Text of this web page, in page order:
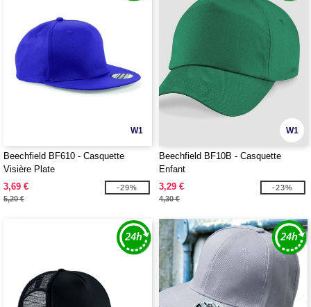
W1
Beechfield BF610 - Casquette
Visière Plate
3,69 €
5,20 €
-29%
W1
Beechfield BF10B - Casquette
Enfant
3,29 €
4,30 €
-23%